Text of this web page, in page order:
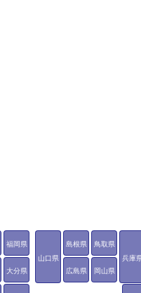
兵庫
鳥取県
島根県
岡山県
広島県
山口県
福岡県
大分県